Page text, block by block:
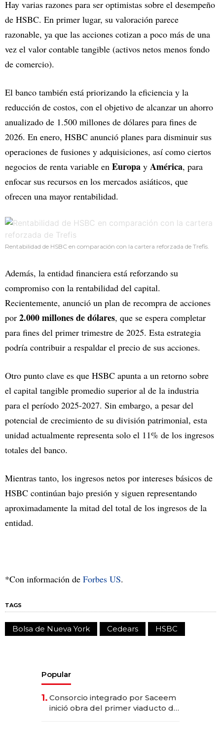
Hay varias razones para ser optimistas sobre el desempeño
de HSBC. En primer lugar, su valoración parece
razonable, ya que las acciones cotizan a poco más de una
vez el valor contable tangible (activos netos menos fondo
de comercio).
El banco también está priorizando la eficiencia y la
reducción de costos, con el objetivo de alcanzar un ahorro
anualizado de 1.500 millones de dólares para fines de
2026. En enero, HSBC anunció planes para disminuir sus
operaciones de fusiones y adquisiciones, así como ciertos
negocios de renta variable en Europa y América, para
enfocar sus recursos en los mercados asiáticos, que
ofrecen una mayor rentabilidad.
Rentabilidad de HSBC en comparación con la cartera reforzada de Trefis.
Además, la entidad financiera está reforzando su
compromiso con la rentabilidad del capital.
Recientemente, anunció un plan de recompra de acciones
por 2.000 millones de dólares, que se espera completar
para fines del primer trimestre de 2025. Esta estrategia
podría contribuir a respaldar el precio de sus acciones.
Otro punto clave es que HSBC apunta a un retorno sobre
el capital tangible promedio superior al de la industria
para el período 2025-2027. Sin embargo, a pesar del
potencial de crecimiento de su división patrimonial, esta
unidad actualmente representa solo el 11% de los ingresos
totales del banco.
Mientras tanto, los ingresos netos por intereses básicos de
HSBC continúan bajo presión y siguen representando
aproximadamente la mitad del total de los ingresos de la
entidad.
*Con información de Forbes US.
TAGS
Bolsa de Nueva York Cedears HSBC
Popular
1. Consorcio integrado por Saceem
inició obra del primer viaducto de